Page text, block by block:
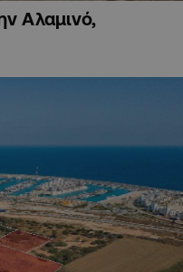
Αλαμινό,